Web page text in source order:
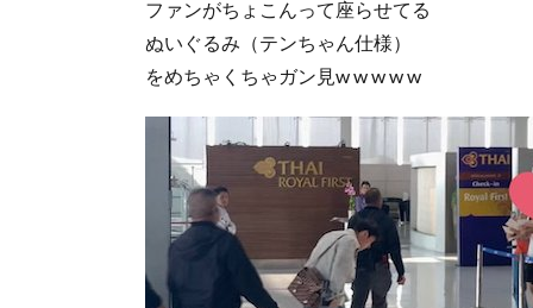
ファンがちょこんって座らせてる
ぬいぐるみ（テンちゃん仕様）
をめちゃくちゃガン見w w w w w